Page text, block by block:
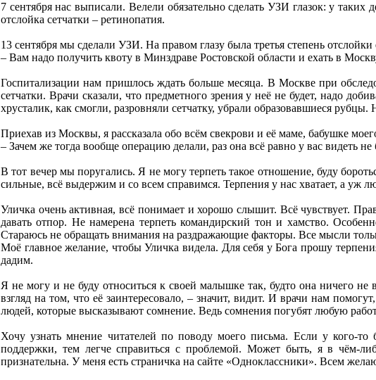
7 сентября нас выписали. Велели обязательно сделать УЗИ глазок: у
отслойка сетчатки – ретинопатия.
13 сентября мы сделали УЗИ. На правом глазу была третья степень отслойки
– Вам надо получить квоту в Минздраве Ростовской области и ехать в
Госпитализации нам пришлось ждать больше месяца. В Москве при
сетчатки. Врачи сказали, что предметного зрения у неё не будет, надо
хрусталик, как смогли, разровняли сетчатку, убрали образовавшиеся
Приехав из Москвы, я рассказала обо всём свекрови и её маме, бабушке
– Зачем же тогда вообще операцию делали, раз она всё равно у вас видеть не
В тот вечер мы поругались. Я не могу терпеть такое отношение, буду
сильные, всё выдержим и со всем справимся. Терпения у нас хватает, а уж
Уличка очень активная, всё понимает и хорошо слышит. Всё чувствует.
давать отпор. Не намерена терпеть командирский тон и хамство.
Стараюсь не обращать внимания на раздражающие факторы. Все мысли
Моё главное желание, чтобы Уличка видела. Для себя у Бога прошу
дадим.
Я не могу и не буду относиться к своей малышке так, будто она ничего
взгляд на том, что её заинтересовало, – значит, видит. И врачи нам
людей, которые высказывают сомнение. Ведь сомнения погубят любую
Хочу узнать мнение читателей по поводу моего письма. Если у кого-
поддержки, тем легче справиться с проблемой. Может быть, я в чём-
признательна. У меня есть страничка на сайте «Одноклассники». Всем